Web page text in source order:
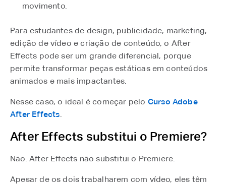
movimento.
Para estudantes de design, publicidade, marketing,
edição de vídeo e criação de conteúdo, o After
Effects pode ser um grande diferencial, porque
permite transformar peças estáticas em conteúdos
animados e mais impactantes.
Nesse caso, o ideal é começar pelo Curso Adobe
After Effects⁠.
After Effects substitui o Premiere?
Não. After Effects não substitui o Premiere.
Apesar de os dois trabalharem com vídeo, eles têm